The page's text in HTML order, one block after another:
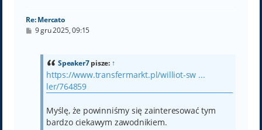
Re: Mercato
P9 gru 2025, 09:15
Speaker7pisze: ↑
https://www.transfermarkt.pl/williot-sw ...
ler/764859
Myślę, że powinniśmy się zainteresować tym
bardzo ciekawym zawodnikiem.